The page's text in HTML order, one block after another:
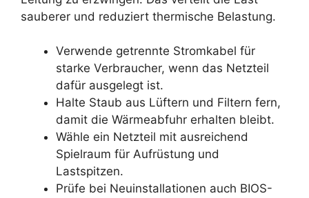
sauberer und reduziert thermische Belastung.
Verwende getrennte Stromkabel für
starke Verbraucher, wenn das Netzteil
dafür ausgelegt ist.
Halte Staub aus Lüftern und Filtern fern,
damit die Wärmeabfuhr erhalten bleibt.
Wähle ein Netzteil mit ausreichend
Spielraum für Aufrüstung und
Lastspitzen.
Prüfe bei Neuinstallationen auch BIOS-